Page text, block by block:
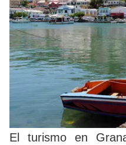
El turismo en